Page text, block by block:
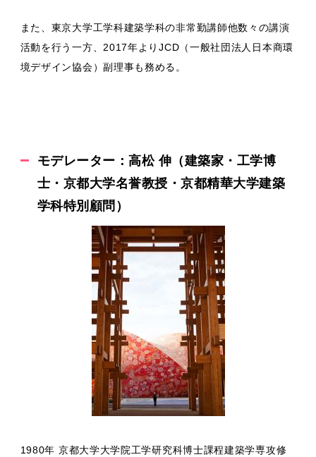
また、東京大学工学科建築学科の非常勤講師他数々の講演
活動を行う一方、2017年よりJCD（一般社団法人日本商環
境デザイン協会）副理事も務める。
モデレーター：高松 伸（建築家・工学博
士・京都大学名誉教授・京都精華大学建築
学科特別顧問）
1980年 京都大学大学院工学研究科博士課程建築学専攻修